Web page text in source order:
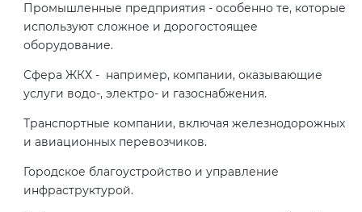
Промышленные предприятия - особенно те, которые
используют сложное и дорогостоящее
оборудование.
Сфера ЖКХ - например, компании, оказывающие
услуги водо-, электро- и газоснабжения.
Транспортные компании, включая железнодорожных
и авиационных перевозчиков.
Городское благоустройство и управление
инфраструктурой.
Декларирование
электромагнитной
совместимости (ТР ТС 020)
Сертификация детских товаров
(ТР ТС 007)
Сертификация товаров легкой
промышленности (ТР ТС 017)